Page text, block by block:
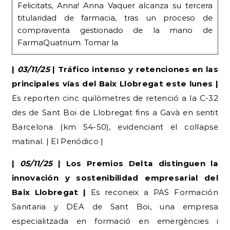
Felicitats, Anna! Anna Vaquer alcanza su tercera
titularidad de farmacia, tras un proceso de
compraventa gestionado de la mano de
FarmaQuatrium. Tomar la
| 03/11/25| Tráfico intenso y retenciones en las
principales vías del Baix Llobregat este lunes |
Es reporten cinc quilòmetres de retenció a la C-32
des de Sant Boi de Llobregat fins a Gavà en sentit
Barcelona (km 54-50), evidenciant el col·lapse
matinal. | El Periódico |
| 05/11/25| Los Premios Delta distinguen la
innovación y sostenibilidad empresarial del
Baix Llobregat | Es reconeix a PAS Formación
Sanitaria y DEA de Sant Boi, una empresa
especialitzada en formació en emergències i